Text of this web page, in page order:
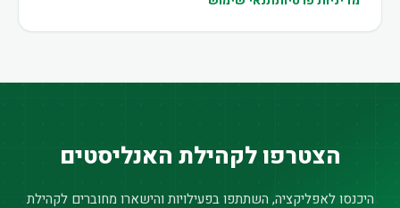
הצטרפו לקהילת האנליסטים
היכנסו לאפליקציה, השתתפו בפעילויות והישארו מחוברים לקהילת